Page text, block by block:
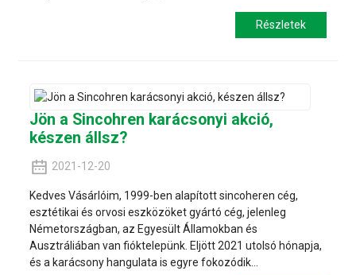
Részletek
Jön a Sincohren karácsonyi akció,
készen állsz?
2021-12-20
Kedves Vásárlóim, 1999-ben alapított sincoheren cég,
esztétikai és orvosi eszközöket gyártó cég, jelenleg
Németországban, az Egyesült Államokban és
Ausztráliában van fióktelepünk. Eljött 2021 utolsó hónapja,
és a karácsony hangulata is egyre fokozódik...